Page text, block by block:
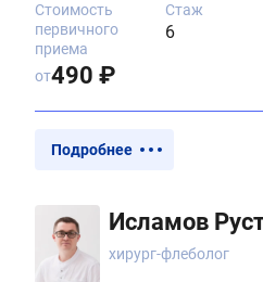
Стаж
6
Стоимость
первичного
приема
от490 ₽
Подробнее
Исламов
хирург-флеболог